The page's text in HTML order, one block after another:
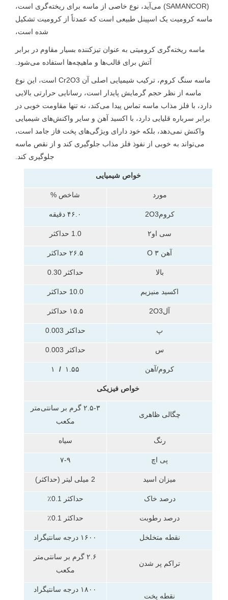
(SAMANCOR) می‌آید، نوع خاصی از ماسه برای ریخته‌گری است،
ماسه کرومیت یک اسپینل طبیعی است که عمدتاً از کرومیت تشکیل
شده است،
ماسه ریخته‌گری کرومیتی به عنوان تیزکننده بسیار مقاوم در برابر
آتش برای قالب‌ها و ماهیچه‌ها استفاده می‌شود.
ماسه سنگ کروم، ترکیب شیمیایی اصلی آن Cr2O3 است، این نوع
ماسه از نظر حجم گرمایش پایدار است، رسانایی حرارتی بالایی
دارد، با فلز مذاب ماسه تماس پیدا می‌کند، نه تنها مقاومت خوبی در
برابر سرباره قلیایی دارد، با اکسید آهن و سایر واکنش‌های شیمیایی
واکنش نمی‌دهد، بلکه خود دارای ویژگی‌های پخت فاز جامد است،
می‌تواند به خوبی از نفوذ فلز مذاب جلوگیری کند و از نقص ماسه
جلوگیری کند.
خواص شیمیایی
مورد شاخص %
کروم2O3 ۴۶.۰ دقیقه
سی او۲ 1.0 حداکثر
آهن ۳ O ۲۶.۵ حداکثر
بالا حداکثر 0.30
اکسید منیزیم 10.0 حداکثر
آل2O3 ۱۵.۵ حداکثر
پ حداکثر 0.003
س حداکثر 0.003
کروم/آهن ۱.۵۵ /
خواص فیزیکی
چگالی ظاهری
۲.۵-۳ گرم بر سانتی‌متر
مکعب
رنگ سیاه
پی اچ ۷-۹
میزان اسید 2 میلی لیتر (حداکثر)
درصد خاک حداکثر 0.1٪
درصد رطوبت حداکثر 0.1٪
نقطه متخلخل ۱۶۰۰ درجه سانتیگراد
تراکم پر شدن
۲.۶ گرم بر سانتی‌متر
مکعب
نقطه پخت
۱۸۰۰ درجه سانتیگراد